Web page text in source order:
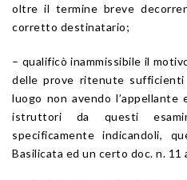
oltre il termine breve
corretto destinatario;
– qualificò inammissibile il
delle prove ritenute sufficienti
luogo non avendo
istruttori da questi
specificamente indicandoli,
Basilicata ed un certo doc. n. 11